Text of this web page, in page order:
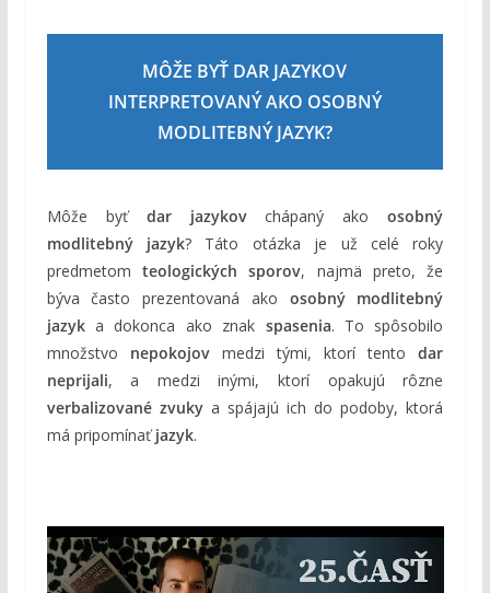
MÔŽE BYŤ DAR JAZYKOV
INTERPRETOVANÝ AKO OSOBNÝ
MODLITEBNÝ JAZYK?
Môže byť dar jazykovchápaný akoosobný
modlitebný jazyk? Táto otázka je už celé roky
predmetomteologických sporov, najmä preto, že
býva často prezentovaná ako osobný modlitebný
jazyka dokonca ako znak spasenia. To spôsobilo
množstvo nepokojovmedzi tými, ktorí tentodar
neprijali, a medzi inými, ktorí opakujú rôzne
verbalizované zvukya spájajú ich do podoby, ktorá
má pripomínaťjazyk.